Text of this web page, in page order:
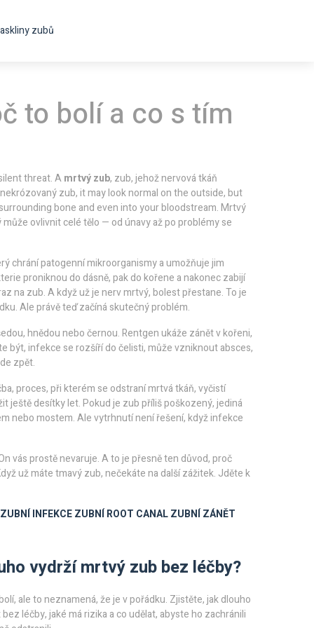
zubů
to bolí a co s tím
threat. Amrtvý zub, zub, jehož nervová tkáň
nekrózovaný zub, it may look normal on the outside, but
bone and even into your bloodstream.Mrtvý
ovlivnit celé tělo — od únavy až po problémy se
chrání patogenní mikroorganismy a umožňuje jim
proniknou do dásně, pak do kořene a nakonec zabijí
na zub. A když už je nerv mrtvý, bolest přestane. To je
Ale právě teď začíná skutečný problém.
hnědou nebo černou. Rentgen ukáže zánět v kořeni,
být, infekce se rozšíří do čelisti, může vzniknout absces,
zpět.
,proces, při kterém se odstraní mrtvá tkáň, vyčistí
ještě desítky let. Pokud je zub příliš poškozený, jediná
nebo mostem. Ale vytrhnutí není řešení, když infekce
vás prostě nevaruje. A to je přesně ten důvod, proč
už máte tmavý zub, nečekáte na další zážitek. Jděte k
ZUBNÍ INFEKCEZUBNÍ ROOT CANALZUBNÍ ZÁNĚT
vydrží mrtvý zub bez léčby?
ale to neznamená, že je v pořádku. Zjistěte, jak dlouho
léčby, jaké má rizika a co udělat, abyste ho zachránili